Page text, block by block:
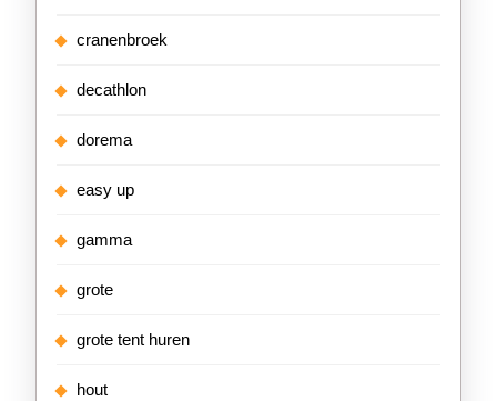
cranenbroek
decathlon
dorema
easy up
gamma
grote
grote tent huren
hout